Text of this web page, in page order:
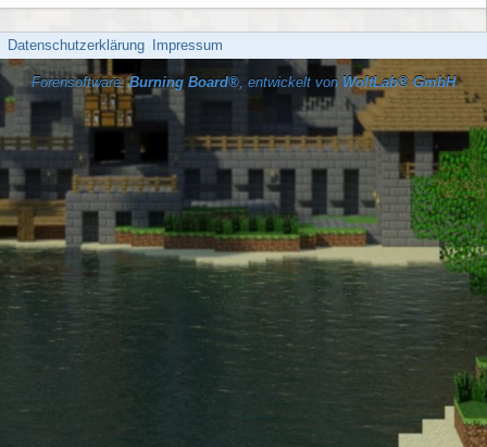
Datenschutzerklärung Impressum
Forensoftware:Burning Board®, entwickelt von WoltLab® GmbH